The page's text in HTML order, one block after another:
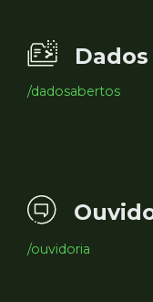
/dadosabertos
/ouvidoria